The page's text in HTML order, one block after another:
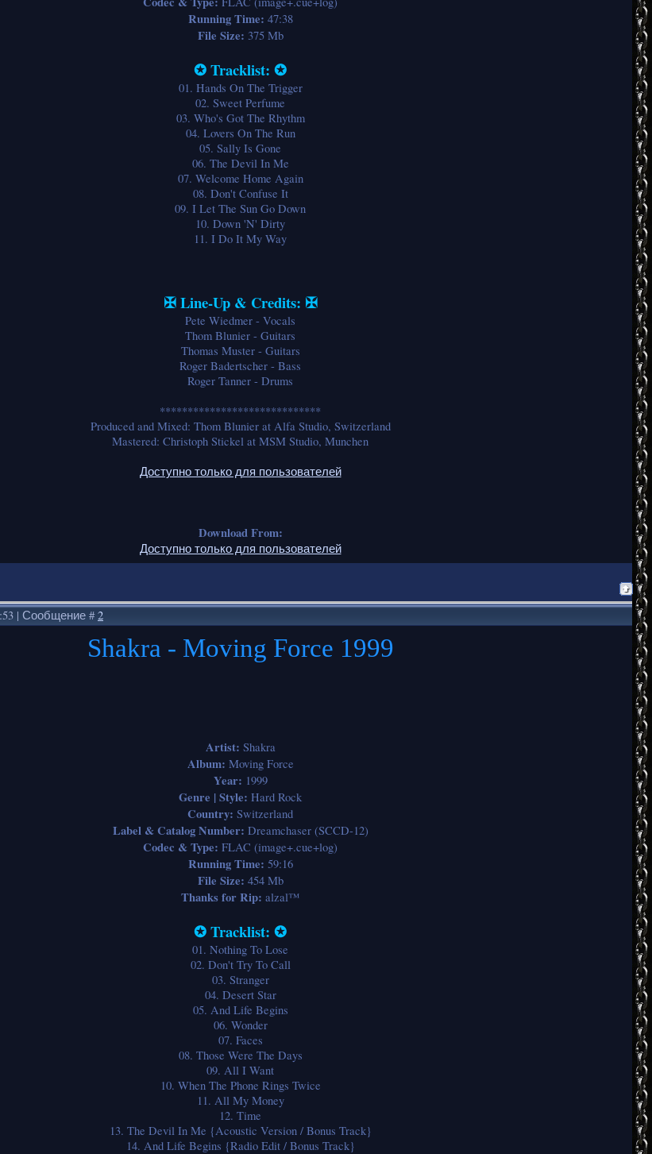
Running Time: 47:38
File Size: 375 Mb
✪ Tracklist: ✪
01. Hands On The Trigger
02. Sweet Perfume
03. Who's Got The Rhythm
04. Lovers On The Run
05. Sally Is Gone
06. The Devil In Me
07. Welcome Home Again
08. Don't Confuse It
09. I Let The Sun Go Down
10. Down 'N' Dirty
11. I Do It My Way
✠ Line-Up & Credits: ✠
Pete Wiedmer - Vocals
Thom Blunier - Guitars
Thomas Muster - Guitars
Roger Badertscher - Bass
Roger Tanner - Drums
*****************************
Produced and Mixed: Thom Blunier at Alfa Studio, Switzerland
Mastered: Christoph Stickel at MSM Studio, Munchen
Доступно только для пользователей
Download From:
Доступно только для пользователей
| Сообщение #2
Shakra - Moving Force 1999
Artist: Shakra
Album: Moving Force
Year: 1999
Genre | Style: Hard Rock
Country: Switzerland
Label & Catalog Number: Dreamchaser (SCCD-12)
Codec & Type: FLAC (image+.cue+log)
Running Time: 59:16
File Size: 454 Mb
Thanks for Rip: alzal™
✪ Tracklist: ✪
01. Nothing To Lose
02. Don't Try To Call
03. Stranger
04. Desert Star
05. And Life Begins
06. Wonder
07. Faces
08. Those Were The Days
09. All I Want
10. When The Phone Rings Twice
11. All My Money
12. Time
13. The Devil In Me {Acoustic Version / Bonus Track}
14. And Life Begins {Radio Edit / Bonus Track}